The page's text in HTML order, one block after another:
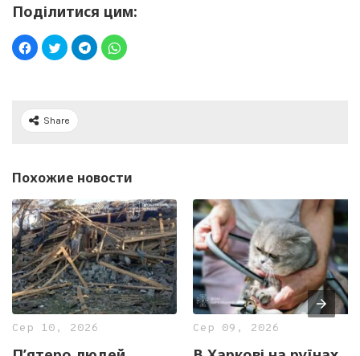
Поділитися цим:
Share
Похожие новости
Сер 10, 2026 Сер 09, 2026